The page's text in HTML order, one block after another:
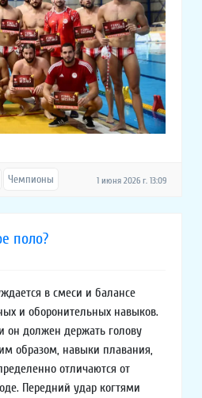
1 июня 2026 г. 13:09
Чемпионы
поло?
в смеси и балансе
и оборонительных навыков.
он должен держать голову
образом, навыки плавания,
отличаются от
Передний удар когтями